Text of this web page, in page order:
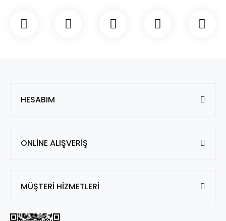
HESABIM
ONLİNE ALIŞVERİŞ
MÜŞTERİ HİZMETLERİ